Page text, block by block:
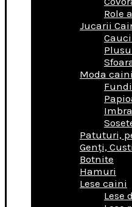
Role
Jucarii
Moda caini
Patuturi,
Genţi,
Botnite
Hamuri
Lese caini
Lese